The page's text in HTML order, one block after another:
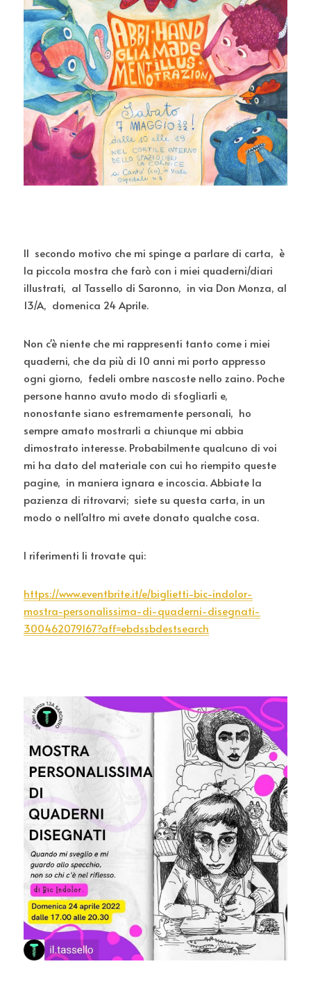
Il  secondo motivo che mi spinge a parlare di carta,  è
la piccola mostra che farò con i miei quaderni/diari
illustrati,  al Tassello di Saronno,  in via Don Monza, al
13/A,  domenica 24 Aprile.
Non c'è niente che mi rappresenti tanto come i miei
quaderni, che da più di 10 anni mi porto appresso
ogni giorno,  fedeli ombre nascoste nello zaino. Poche
persone hanno avuto modo di sfogliarli e,
nonostante siano estremamente personali,  ho
sempre amato mostrarli a chiunque mi abbia
dimostrato interesse. Probabilmente qualcuno di voi
mi ha dato del materiale con cui ho riempito queste
pagine,  in maniera ignara e incoscia. Abbiate la
pazienza di ritrovarvi;  siete su questa carta, in un
modo o nell'altro mi avete donato qualche cosa.
I riferimenti li trovate qui:
https://www.eventbrite.it/e/biglietti-bic-indolor-
mostra-personalissima-di-quaderni-disegnati-
300462079167?aff=ebdssbdestsearch